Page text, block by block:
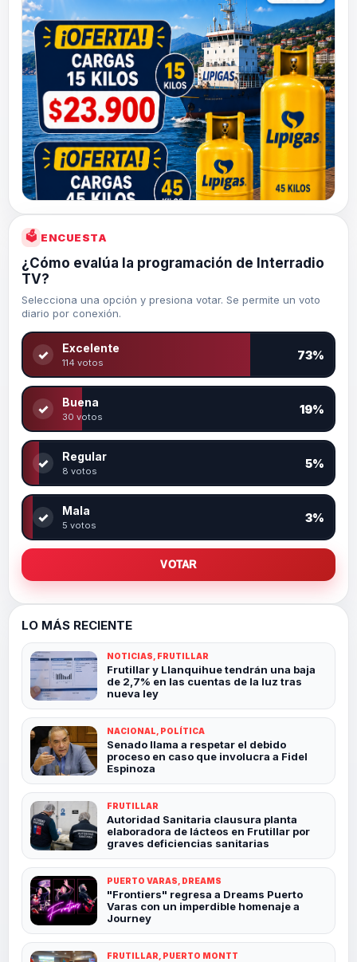
🗳 ENCUESTA
¿Cómo evalúa la programación de Interradio
TV?
Selecciona una opción y presiona votar. Se permite un voto
diario por conexión.
✓ Excelente
114 votos
73%
✓ Buena
30 votos
19%
✓ Regular
8 votos
5%
✓ Mala
5 votos
3%
VOTAR
LO MÁS RECIENTE
NOTICIAS, FRUTILLAR
Frutillar y Llanquihue tendrán una baja
de 2,7% en las cuentas de la luz tras
nueva ley
NACIONAL, POLÍTICA
Senado llama a respetar el debido
proceso en caso que involucra a Fidel
Espinoza
FRUTILLAR
Autoridad Sanitaria clausura planta
elaboradora de lácteos en Frutillar por
graves deficiencias sanitarias
PUERTO VARAS, DREAMS
"Frontiers" regresa a Dreams Puerto
Varas con un imperdible homenaje a
Journey
FRUTILLAR, PUERTO MONTT